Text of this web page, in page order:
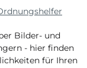
Bilder- und
- hier finden
für Ihren